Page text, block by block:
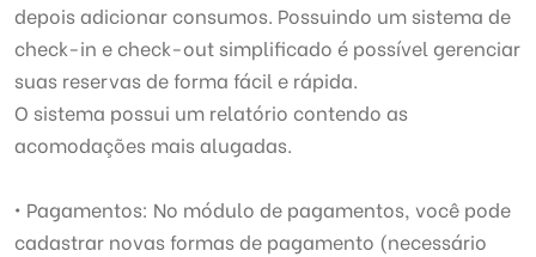
depois adicionar consumos. Possuindo um sistema de
check-in e check-out simplificado é possível gerenciar
suas reservas de forma fácil e rápida.
O sistema possui um relatório contendo as
acomodações mais alugadas.
• Pagamentos: No módulo de pagamentos, você pode
cadastrar novas formas de pagamento (necessário